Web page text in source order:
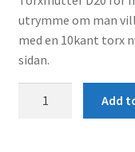
utrymme om man
med en 10kant torx
sidan.
Add